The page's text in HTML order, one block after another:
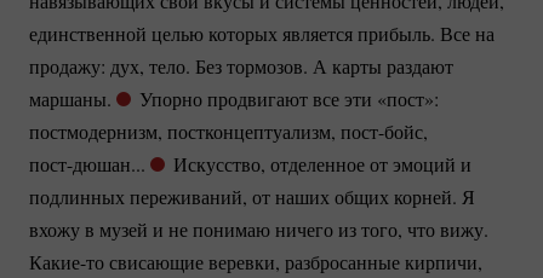
единственной целью которых является прибыль. Все на
продажу: дух, тело. Без тормозов. А карты раздают
маршаны.
Упорно продвигают все эти «пост»:
постмодернизм, постконцептуализм, пост-бойс,
пост-дюшан...
Искусство, отделенное от эмоций и
подлинных переживаний, от наших общих корней. Я
вхожу в музей и не понимаю ничего из того, что вижу.
Какие-тосвисающие веревки, разбросанные кирпичи,